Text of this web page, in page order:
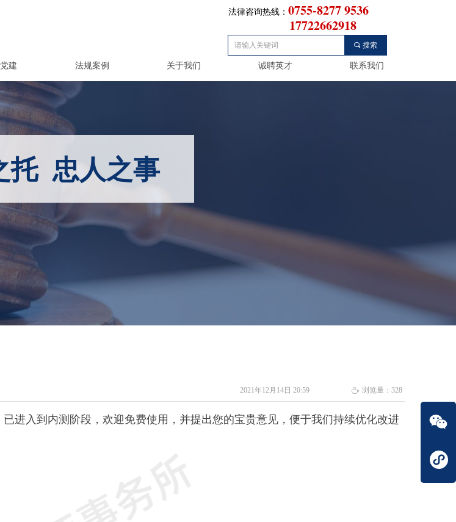
建 法规案例 关于我们 诚聘英才 联系我们
法律咨询热线： 0755-8277 9536
끠 搜索
17722662918
入到内测阶段，欢迎免费使用，并提出您的宝贵意见，便于我们持续优化改进
2021年12月14日 20:59 ꄘ 浏览量： 328
托 忠人之事